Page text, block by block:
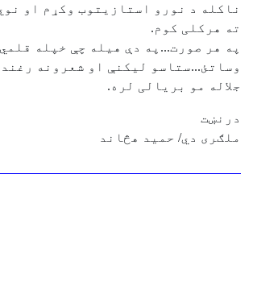
ناکله د نورو استازیتوب وکړم او
ته هرکلی کوم.
په هر صورت...په دې هیله چې خپله
وساتئ...ستاسو لیکنې او شعرونه
جلاله مو بریالی لره.
درنښت
ملګری دي/ حمید هڅاند